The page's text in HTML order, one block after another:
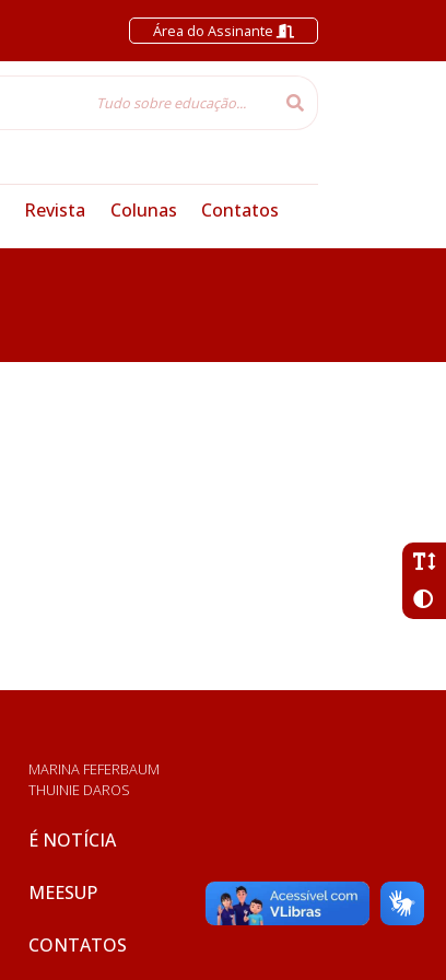
Área do Assinante
Revista Colunas Contatos
MARINA FEFERBAUM
THUINIE DAROS
É NOTÍCIA
MEESUP
CONTATOS